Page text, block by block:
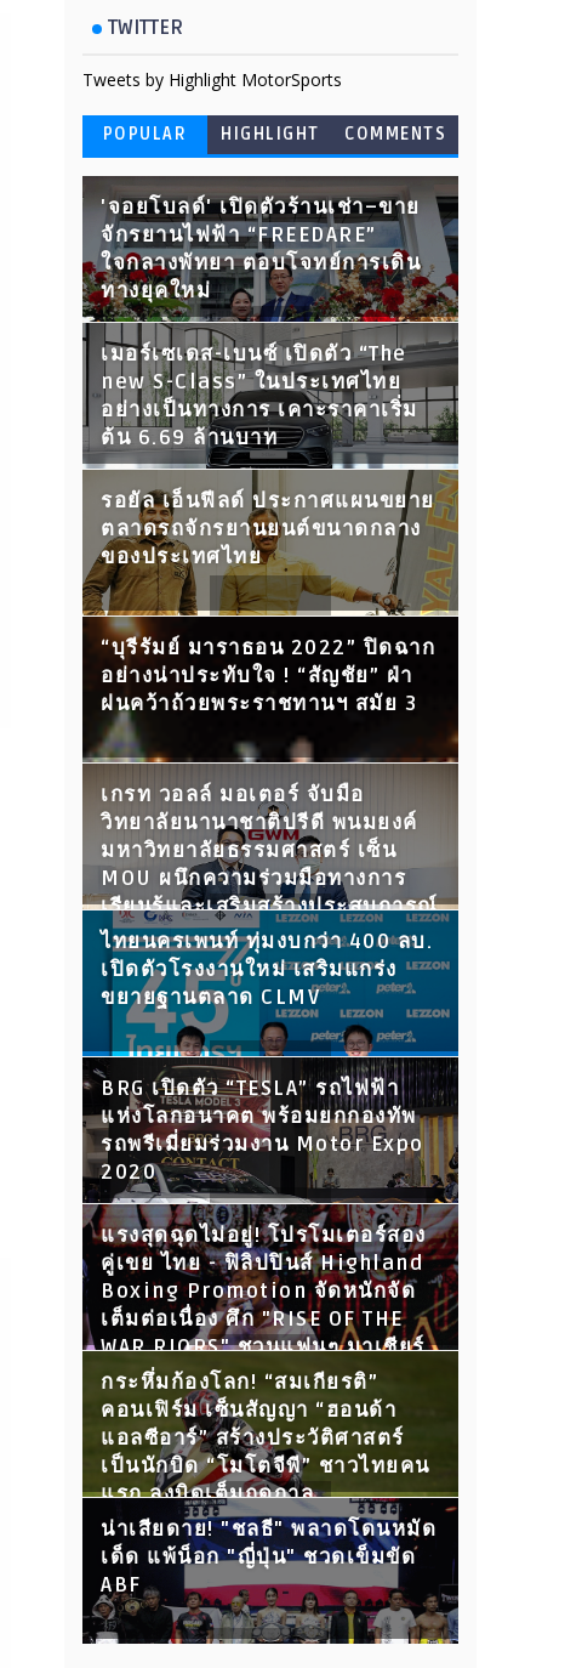
TWITTER
Tweets by Highlight MotorSports
POPULAR HIGHLIGHT COMMENTS
'จอยโบลด์' เปิดตัวร้านเช่า–ขาย
จักรยานไฟฟ้า “FREEDARE”
ใจกลางพัทยา ตอบโจทย์การเดิน
ทางยุคใหม่
เมอร์เซเดส-เบนซ์ เปิดตัว “The
new S-Class” ในประเทศไทย
อย่างเป็นทางการ เคาะราคาเริ่ม
ต้น 6.69 ล้านบาท
รอยัล เอ็นฟีลด์ ประกาศแผนขยาย
ตลาดรถจักรยานยนต์ขนาดกลาง
ของประเทศไทย
“บุรีรัมย์ มาราธอน 2022” ปิดฉาก
อย่างน่าประทับใจ ! “สัญชัย” ฝ่า
ฝนคว้าถ้วยพระราชทานฯ สมัย 3
เกรท วอลล์ มอเตอร์ จับมือ
วิทยาลัยนานาชาติปรีดี พนมยงค์
มหาวิทยาลัยธรรมศาสตร์ เซ็น
MOU ผนึกความร่วมมือทางการ
เรียนรู้และเสริมสร้างประสบการณ์
ให้นักศึกษา พร้อมเปิดประตูสู่โลก
การทำงานในอนาคต
ไทยนครเพนท์ ทุ่มงบกว่า 400 ลบ.
เปิดตัวโรงงานใหม่ เสริมแกร่ง
ขยายฐานตลาด CLMV
BRG เปิดตัว “TESLA” รถไฟฟ้า
แห่งโลกอนาคต พร้อมยกกองทัพ
รถพรีเมี่ยมร่วมงาน Motor Expo
2020
แรงสุดฉุดไม่อยู่! โปรโมเตอร์สอง
คู่เขย ไทย - ฟิลิปปินส์ Highland
Boxing Promotion จัดหนักจัด
เต็มต่อเนื่อง ศึก "RISE OF THE
WAR RIORS" ชวนแฟนๆ มาเชียร์
กับ 15 คู่ขุนพลนักสู้ ห้ามพลาด!
กระหึ่มก้องโลก! “สมเกียรติ”
คอนเฟิร์ม เซ็นสัญญา “ฮอนด้า
แอลซีอาร์” สร้างประวัติศาสตร์
เป็นนักบิด “โมโตจีพี” ชาวไทยคน
แรก ลงบิดเต็มฤดูกาล
น่าเสียดาย! "ชลธี" พลาดโดนหมัด
เด็ด แพ้น็อก "ญี่ปุ่น" ชวดเข็มขัด
ABF